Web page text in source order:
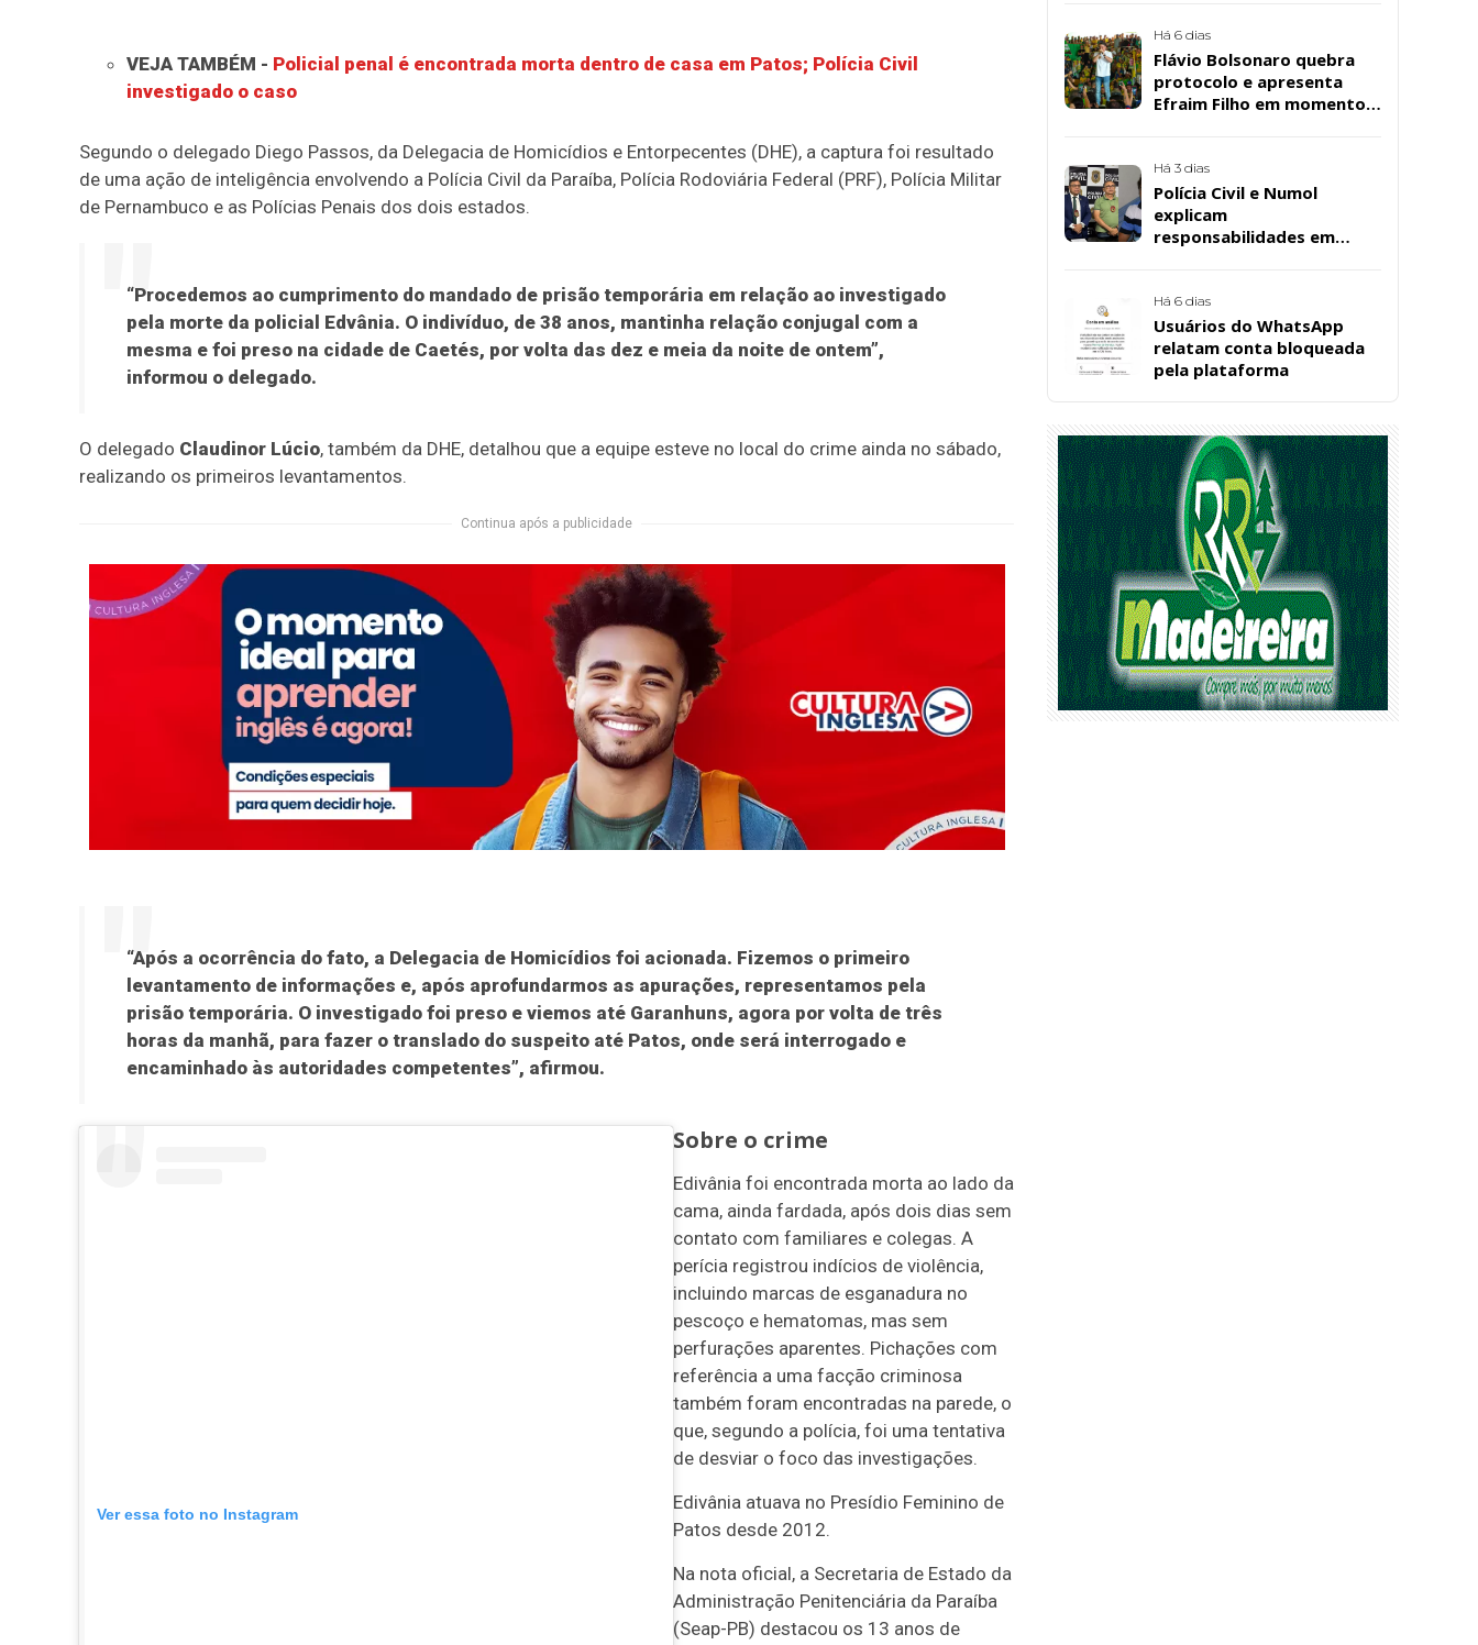
VEJA TAMBÉM - Policial penal é encontrada morta dentro de casa em Patos; Polícia Civil
investigado o caso
Segundo o delegado Diego Passos, da Delegacia de Homicídios e Entorpecentes (DHE), a captura foi resultado
de uma ação de inteligência envolvendo a Polícia Civil da Paraíba, Polícia Rodoviária Federal (PRF), Polícia Militar
de Pernambuco e as Polícias Penais dos dois estados.
“Procedemos ao cumprimento do mandado de prisão temporária em relação ao investigado
pela morte da policial Edvânia. O indivíduo, de 38 anos, mantinha relação conjugal com a
mesma e foi preso na cidade de Caetés, por volta das dez e meia da noite de ontem”,
informou o delegado.
O delegado Claudinor Lúcio, também da DHE, detalhou que a equipe esteve no local do crime ainda no sábado,
realizando os primeiros levantamentos.
Continua após a publicidade
“Após a ocorrência do fato, a Delegacia de Homicídios foi acionada. Fizemos o primeiro
levantamento de informações e, após aprofundarmos as apurações, representamos pela
prisão temporária. O investigado foi preso e viemos até Garanhuns, agora por volta de três
horas da manhã, para fazer o translado do suspeito até Patos, onde será interrogado e
encaminhado às autoridades competentes”, afirmou.
Ver essa foto no Instagram
Sobre o crime
Edivânia foi encontrada morta ao lado da
cama, ainda fardada, após dois dias sem
contato com familiares e colegas. A
perícia registrou indícios de violência,
incluindo marcas de esganadura no
pescoço e hematomas, mas sem
perfurações aparentes. Pichações com
referência a uma facção criminosa
também foram encontradas na parede, o
que, segundo a polícia, foi uma tentativa
de desviar o foco das investigações.
Edivânia atuava no Presídio Feminino de
Patos desde 2012.
Na nota oficial, a Secretaria de Estado da
Administração Penitenciária da Paraíba
(Seap-PB) destacou os 13 anos de
Santos, em Patos
Há 6 dias
Flávio Bolsonaro quebra
protocolo e apresenta
Efraim Filho em momento
Há 3 dias
Polícia Civil e Numol
explicam
responsabilidades em
encontrado em residência,
em Patos
Há 6 dias
Usuários do WhatsApp
relatam conta bloqueada
pela plataforma